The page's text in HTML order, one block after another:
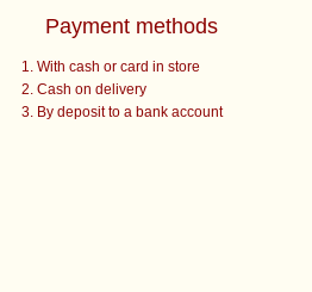
Payment methods
With cash or card in store
Cash on delivery
By deposit to a bank account